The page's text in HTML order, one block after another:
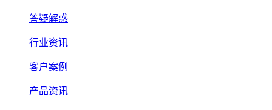
答疑解惑
行业资讯
客户案例
产品资讯